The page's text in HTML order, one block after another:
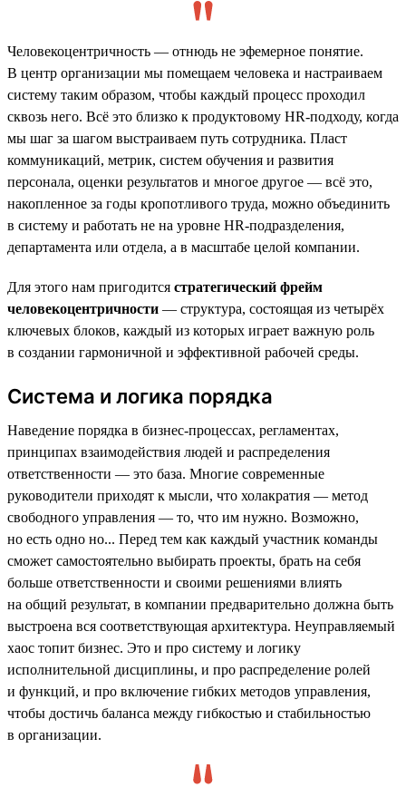
Человекоцентричность — отнюдь не эфемерное понятие.
В центр организации мы помещаем человека и настраиваем
систему таким образом, чтобы каждый процесс проходил
сквозь него. Всё это близко к продуктовому HR-подходу, когда
мы шаг за шагом выстраиваем путь сотрудника. Пласт
коммуникаций, метрик, систем обучения и развития
персонала, оценки результатов и многое другое — всё это,
накопленное за годы кропотливого труда, можно объединить
в систему и работать не на уровне HR-подразделения,
департамента или отдела, а в масштабе целой компании.
Для этого нам пригодится стратегический фрейм
человекоцентричности — структура, состоящая из четырёх
ключевых блоков, каждый из которых играет важную роль
в создании гармоничной и эффективной рабочей среды.
Система и логика порядка
Наведение порядка в бизнес-процессах, регламентах,
принципах взаимодействия людей и распределения
ответственности — это база. Многие современные
руководители приходят к мысли, что холакратия — метод
свободного управления — то, что им нужно. Возможно,
но есть одно но... Перед тем как каждый участник команды
сможет самостоятельно выбирать проекты, брать на себя
больше ответственности и своими решениями влиять
на общий результат, в компании предварительно должна быть
выстроена вся соответствующая архитектура. Неуправляемый
хаос топит бизнес. Это и про систему и логику
исполнительной дисциплины, и про распределение ролей
и функций, и про включение гибких методов управления,
чтобы достичь баланса между гибкостью и стабильностью
в организации.